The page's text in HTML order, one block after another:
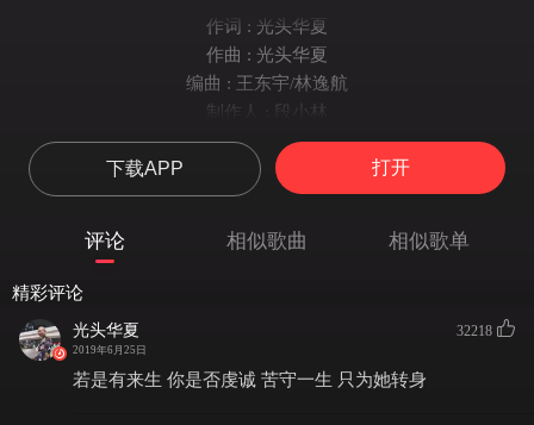
作词 : 光头华夏
作曲 : 光头华夏
编曲 : 王东宇/林逸航
制作人 : 段小林
混音：李石
封面：程广艳
录音：张明懂
出品：北京泊柏宇希文化有限公司
时常来叩门
下载APP 打开
评论 相似歌曲 相似歌单
精彩评论
光头华夏
2019年6月25日
32218
若是有来生 你是否虔诚 苦守一生 只为她转身